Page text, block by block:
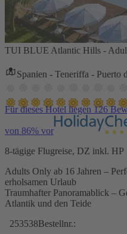
TUI BLUE Atlantic Hills -
Spanien - Teneriffa - Puerto
Für dieses Hotel liegen 126
von 86% vor
8-tägige Flugreise, DZ inkl. HP
Adults Only ab 16 Jahren –
erholsamen Urlaub
Traumhafter Panoramablick –
Atlantik und den Teide
253538Bestellnr.: